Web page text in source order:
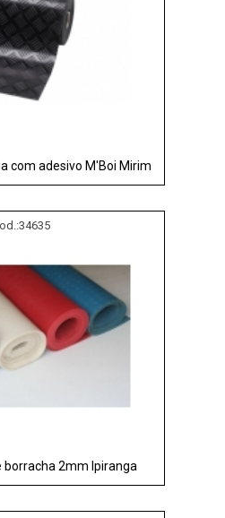
com adesivo M'Boi Mirim
34635
borracha 2mm Ipiranga